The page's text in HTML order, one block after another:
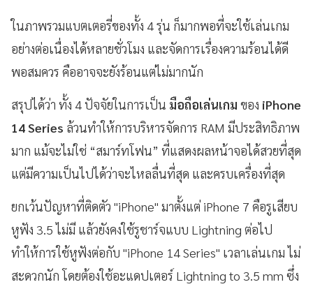
ในภาพรวมแบตเตอรี่ของทั้ง 4 รุ่น ก็มากพอที่จะใช้เล่นเกม
อย่างต่อเนื่องได้หลายชั่วโมง และจัดการเรื่องความร้อนได้ดี
พอสมควร คืออาจจะยังร้อนแต่ไม่มากนัก
สรุปได้ว่า ทั้ง 4 ปัจจัยในการเป็น มือถือเล่นเกม ของ iPhone
14 Series ล้วนทำให้การบริหารจัดการ RAM มีประสิทธิภาพ
มาก แม้จะไม่ใช่ “สมาร์ทโฟน” ที่แสดงผลหน้าจอได้สวยที่สุด
แต่มีความเป็นไปได้ว่าจะไหลลื่นที่สุด และครบเครื่องที่สุด
ยกเว้นปัญหาที่ติดตัว "iPhone" มาตั้งแต่ iPhone 7 คือรูเสียบ
หูฟัง 3.5 ไม่มี แล้วยังคงใช้รูชาร์จแบบ Lightning ต่อไป
ทำให้การใช้หูฟังต่อกับ "iPhone 14 Series" เวลาเล่นเกม ไม่
สะดวกนัก โดยต้องใช้อะแดปเตอร์ Lightning to 3.5 mm ซึ่ง